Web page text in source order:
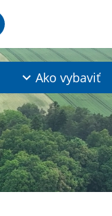
Ako vybaviť